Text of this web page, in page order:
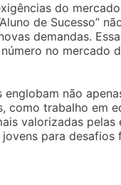
do
de Sucesso”
demandas.
no
não
como trabalho em
valorizadas
para desafios